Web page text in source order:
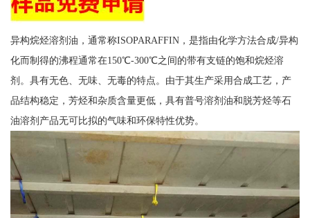
异构烷烃溶剂油，通常称ISOPARAFFIN，是指由化学方法合成/异构
化而制得的沸程通常在150℃-300℃之间的带有支链的饱和烷烃溶
剂。具有无色、无味、无毒的特点。由于其生产采用合成工艺，产
品结构稳定，芳烃和杂质含量更低，具有普号溶剂油和脱芳烃等石
油溶剂产品无可比拟的气味和环保特性优势。